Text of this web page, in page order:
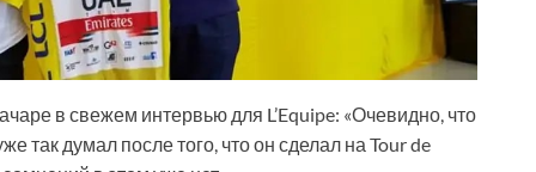
в свежем интервью для L’Equipe: «Очевидно, что
так думал после того, что он сделал на Tour de